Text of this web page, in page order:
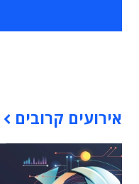
אירועים קרובים